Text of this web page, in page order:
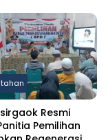
Resmi
Pemilihan